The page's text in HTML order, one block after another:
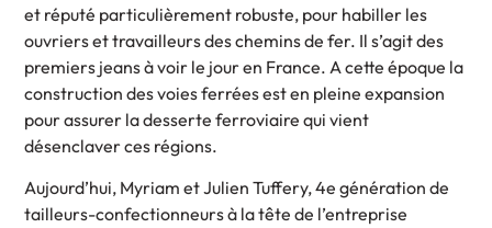
et réputé particulièrement robuste, pour habiller les
ouvriers et travailleurs des chemins de fer. Il s’agit des
premiers jeans à voir le jour en France. A cette époque la
construction des voies ferrées est en pleine expansion
pour assurer la desserte ferroviaire qui vient
désenclaver ces régions.
Aujourd’hui, Myriam et Julien Tuffery, 4e génération de
tailleurs-confectionneurs à la tête de l’entreprise